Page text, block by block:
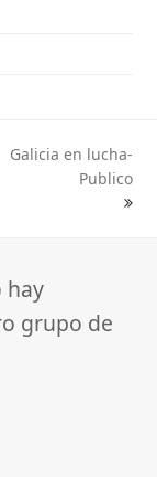
Galicia en lucha-
Publico
hay
grupo de